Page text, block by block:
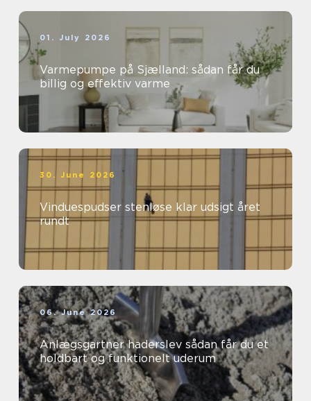
01. July 2026
Varmepumpe på Sjælland: sådan får du
billig og effektiv varme
30. June 2026
Vinduespudser stenløse klar udsigt året
rundt
06. June 2026
Anlægsgartner haderslev sådan får du et
holdbart og funktionelt uderum